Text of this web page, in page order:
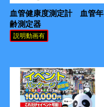
血管健康度測定計 血管年
齢測定器
説明動画有